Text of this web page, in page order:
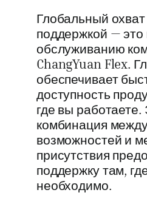
Глобальный
поддержкой — это
обслуживанию
ChangYuan Flex.
обеспечивает
доступность
где вы работаете.
комбинация
возможностей и
присутствия
поддержку там,
необходимо.